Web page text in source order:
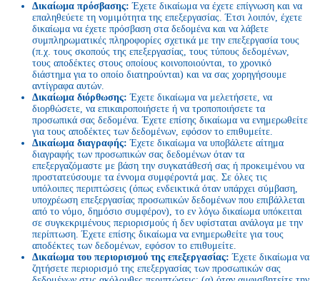
Δικαίωμα πρόσβασης: Έχετε δικαίωμα να έχετε επίγνωση και να
επαληθεύετε τη νομιμότητα της επεξεργασίας. Έτσι λοιπόν, έχετε
δικαίωμα να έχετε πρόσβαση στα δεδομένα και να λάβετε
συμπληρωματικές πληροφορίες σχετικά με την επεξεργασία τους
(π.χ. τους σκοπούς της επεξεργασίας, τους τύπους δεδομένων,
τους αποδέκτες στους οποίους κοινοποιούνται, το χρονικό
διάστημα για το οποίο διατηρούνται) και να σας χορηγήσουμε
αντίγραφα αυτών.
Δικαίωμα διόρθωσης: Έχετε δικαίωμα να μελετήσετε, να
διορθώσετε, να επικαιροποιήσετε ή να τροποποιήσετε τα
προσωπικά σας δεδομένα. Έχετε επίσης δικαίωμα να ενημερωθείτε
για τους αποδέκτες των δεδομένων, εφόσον το επιθυμείτε.
Δικαίωμα διαγραφής: Έχετε δικαίωμα να υποβάλετε αίτημα
διαγραφής των προσωπικών σας δεδομένων όταν τα
επεξεργαζόμαστε με βάση την συγκατάθεσή σας ή προκειμένου να
προστατεύσουμε τα έννομα συμφέροντά μας. Σε όλες τις
υπόλοιπες περιπτώσεις (όπως ενδεικτικά όταν υπάρχει σύμβαση,
υποχρέωση επεξεργασίας προσωπικών δεδομένων που επιβάλλεται
από το νόμο, δημόσιο συμφέρον), το εν λόγω δικαίωμα υπόκειται
σε συγκεκριμένους περιορισμούς ή δεν υφίσταται ανάλογα με την
περίπτωση. Έχετε επίσης δικαίωμα να ενημερωθείτε για τους
αποδέκτες των δεδομένων, εφόσον το επιθυμείτε.
Δικαίωμα του περιορισμού της επεξεργασίας: Έχετε δικαίωμα να
ζητήσετε περιορισμό της επεξεργασίας των προσωπικών σας